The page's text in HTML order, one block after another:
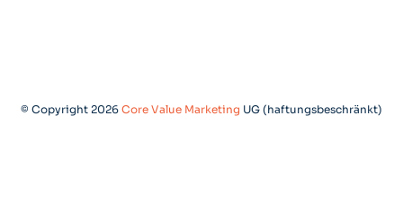
© Copyright 2026 Core Value Marketing UG (haftungsbeschränkt)